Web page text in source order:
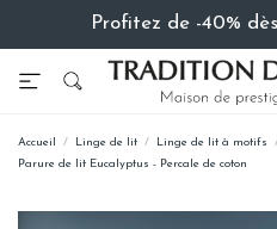
Profitez de -40%
Accueil Linge de lit Linge de lit à motifs
Parure de lit Eucalyptus - Percale de coton